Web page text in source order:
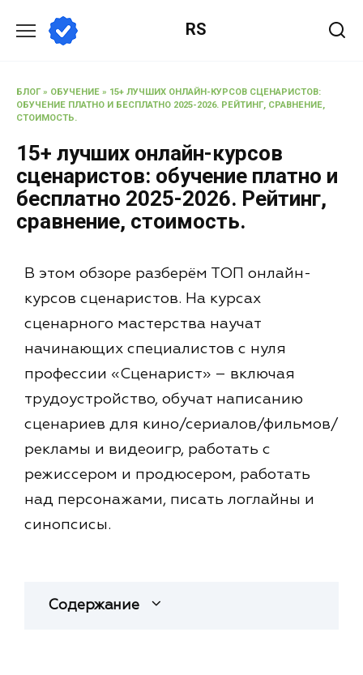
RS
БЛОГ» ОБУЧЕНИЕ » 15+ ЛУЧШИХ ОНЛАЙН-КУРСОВ СЦЕНАРИСТОВ:
ОБУЧЕНИЕ ПЛАТНО И БЕСПЛАТНО 2025-2026. РЕЙТИНГ, СРАВНЕНИЕ,
СТОИМОСТЬ.
15+ лучших онлайн-курсов
сценаристов: обучение платно и
бесплатно 2025-2026. Рейтинг,
сравнение, стоимость.
В этом обзоре разберём ТОП онлайн-
курсов сценаристов. На курсах
сценарного мастерства научат
начинающих специалистов с нуля
профессии «Сценарист» – включая
трудоустройство, обучат написанию
сценариев для кино/сериалов/фильмов/
рекламы и видеоигр, работать с
режиссером и продюсером, работать
над персонажами, писать логлайны и
синопсисы.
Содержание